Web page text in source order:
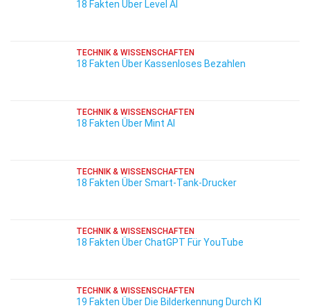
18 Fakten Über Level AI
TECHNIK & WISSENSCHAFTEN
18 Fakten Über Kassenloses Bezahlen
TECHNIK & WISSENSCHAFTEN
18 Fakten Über Mint AI
TECHNIK & WISSENSCHAFTEN
18 Fakten Über Smart-Tank-Drucker
TECHNIK & WISSENSCHAFTEN
18 Fakten Über ChatGPT Für YouTube
TECHNIK & WISSENSCHAFTEN
19 Fakten Über Die Bilderkennung Durch KI